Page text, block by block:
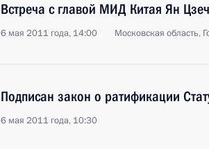
Встреча с главой МИД Китая Ян
6 мая 2011 года, 14:00 Московская область,
Подписан закон о ратификации
6 мая 2011 года, 10:30